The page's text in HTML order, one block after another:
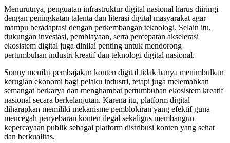
Menurutnya, penguatan infrastruktur digital nasional harus diiringi
dengan peningkatan talenta dan literasi digital masyarakat agar
mampu beradaptasi dengan perkembangan teknologi. Selain itu,
dukungan investasi, pembiayaan, serta percepatan akselerasi
ekosistem digital juga dinilai penting untuk mendorong
pertumbuhan industri kreatif dan teknologi digital nasional.
Sonny menilai pembajakan konten digital tidak hanya menimbulkan
kerugian ekonomi bagi pelaku industri, tetapi juga melemahkan
semangat berkarya dan menghambat pertumbuhan ekosistem kreatif
nasional secara berkelanjutan. Karena itu, platform digital
diharapkan memiliki mekanisme pemblokiran yang efektif guna
mencegah penyebaran konten ilegal sekaligus membangun
kepercayaan publik sebagai platform distribusi konten yang sehat
dan berkualitas.